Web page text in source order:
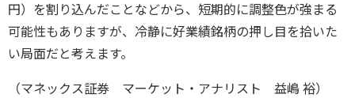
円）を割り込んだことなどから、短期的に調整色が強まる
可能性もありますが、冷静に好業績銘柄の押し目を拾いた
い局面だと考えます。
（マネックス証券 マーケット・アナリスト 益嶋 裕）